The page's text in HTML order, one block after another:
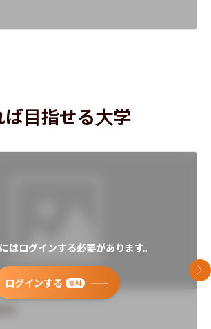
目指せる大学
はログインする必要があります。
ログインする 無料
次